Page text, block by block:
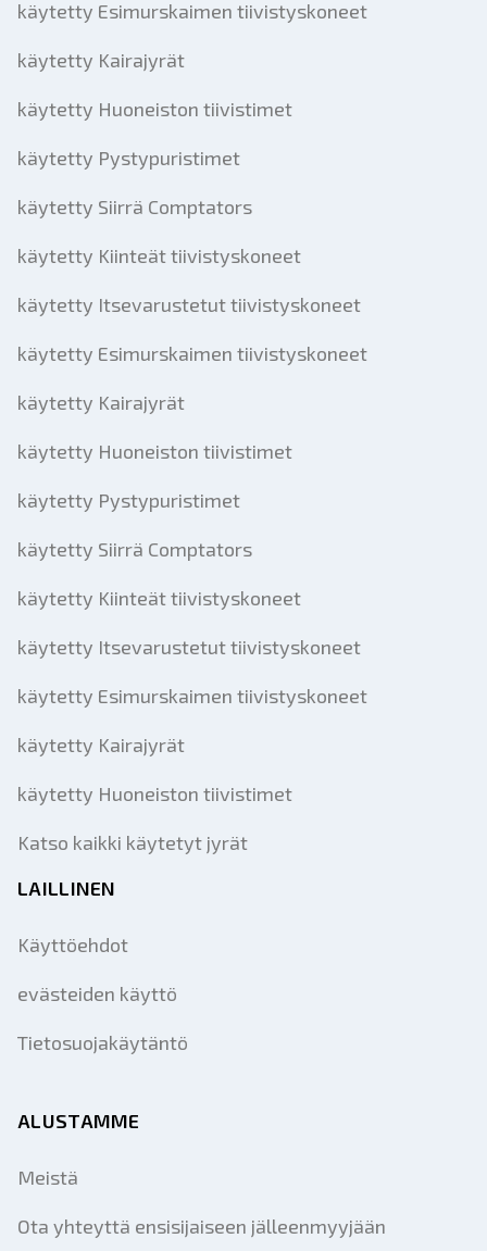
käytetty Esimurskaimen tiivistyskoneet
käytetty Kairajyrät
käytetty Huoneiston tiivistimet
käytetty Pystypuristimet
käytetty Siirrä Comptators
käytetty Kiinteät tiivistyskoneet
käytetty Itsevarustetut tiivistyskoneet
käytetty Esimurskaimen tiivistyskoneet
käytetty Kairajyrät
käytetty Huoneiston tiivistimet
käytetty Pystypuristimet
käytetty Siirrä Comptators
käytetty Kiinteät tiivistyskoneet
käytetty Itsevarustetut tiivistyskoneet
käytetty Esimurskaimen tiivistyskoneet
käytetty Kairajyrät
käytetty Huoneiston tiivistimet
Katso kaikki käytetyt jyrät
LAILLINEN
Käyttöehdot
evästeiden käyttö
Tietosuojakäytäntö
ALUSTAMME
Meistä
Ota yhteyttä ensisijaiseen jälleenmyyjään